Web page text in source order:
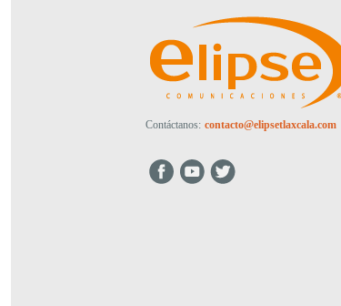
Contáctanos: contacto@elipsetlaxcala.com